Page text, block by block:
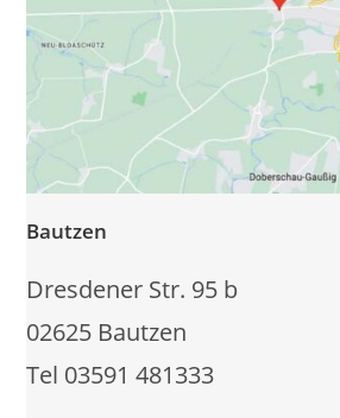
Bautzen
Dresdener Str. 95 b
02625 Bautzen
Tel 03591 481333